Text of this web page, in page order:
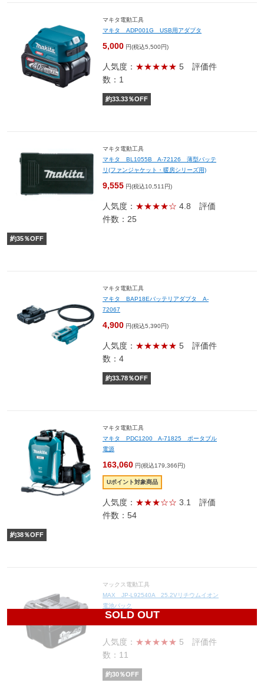
マキタ電動工具
マキタ ADP001G USB用アダプタ
5,000 円(税込5,500円)
人気度： ★★★★★ 5 評価件
数：1
約33.33％OFF
マキタ電動工具
マキタ BL1055B A-72126 薄型バッテ
リ(ファンジャケット・暖房シリーズ用)
9,555 円(税込10,511円)
人気度： ★★★★☆ 4.8 評価
件数：25
約35％OFF
マキタ電動工具
マキタ BAP18Eバッテリアダプタ A-
72067
4,900 円(税込5,390円)
人気度： ★★★★★ 5 評価件
数：4
約33.78％OFF
マキタ電動工具
マキタ PDC1200 A-71825 ポータブル
電源
163,060 円(税込179,366円)
Uポイント対象商品
人気度： ★★★☆☆ 3.1
評価
件数：54
約38％OFF
SOLD OUT
マックス電動工具
MAX JP-L92540A 25.2Vリチウムイオン
電池パック
22,400
人気度： ★★★★★ 5 評価件
数：11
約30％OFF